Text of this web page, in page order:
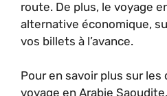
route. De plus, le voyage
alternative économique,
vos billets à l’avance.
Pour en savoir plus sur
voyage en Arabie